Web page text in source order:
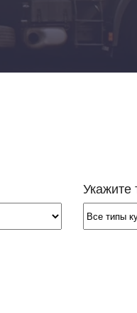
Укажите